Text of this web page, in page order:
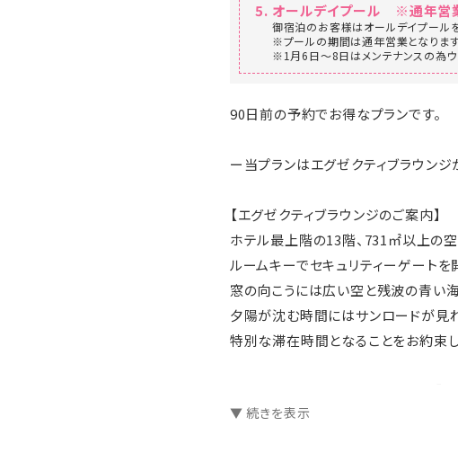
オールデイプール ※通年営
御宿泊のお客様はオールデイプール
※プールの期間は通年営業となります
※1月6日～8日はメンテナンスの為ウ
90日前の予約でお得なプランです。
ー当プランはエグゼクティブラウン
【エグゼクティブラウンジのご案内】
ホテル最上階の13階、731㎡以上の
ルームキーでセキュリティーゲートを
窓の向こうには広い空と残波の青い
夕陽が沈む時間にはサンロードが見
特別な滞在時間となることをお約束し
朝食 6:30～9:30
▼ 続きを表示